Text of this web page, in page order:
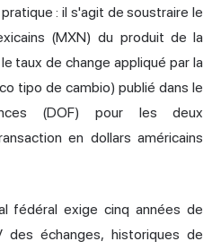
: il s'agit de soustraire le
(MXN) du produit de la
taux de change appliqué par la
tipo de cambio) publié dans le
(DOF) pour les deux
en dollars américains
fédéral exige cinq années de
échanges, historiques de